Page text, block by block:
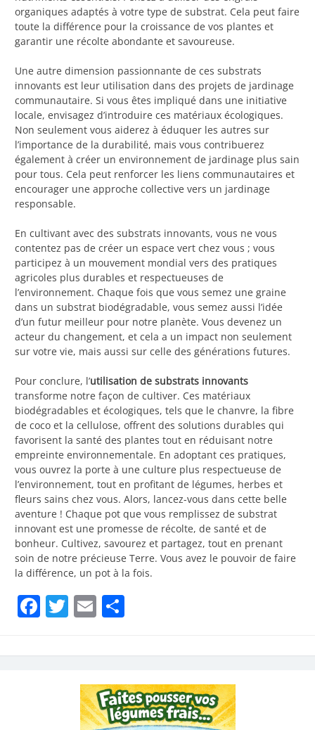
organiques adaptés à votre type de substrat. Cela peut faire
toute la différence pour la croissance de vos plantes et
garantir une récolte abondante et savoureuse.
Une autre dimension passionnante de ces substrats
innovants est leur utilisation dans des projets de jardinage
communautaire. Si vous êtes impliqué dans une initiative
locale, envisagez d’introduire ces matériaux écologiques.
Non seulement vous aiderez à éduquer les autres sur
l’importance de la durabilité, mais vous contribuerez
également à créer un environnement de jardinage plus sain
pour tous. Cela peut renforcer les liens communautaires et
encourager une approche collective vers un jardinage
responsable.
En cultivant avec des substrats innovants, vous ne vous
contentez pas de créer un espace vert chez vous ; vous
participez à un mouvement mondial vers des pratiques
agricoles plus durables et respectueuses de
l’environnement. Chaque fois que vous semez une graine
dans un substrat biodégradable, vous semez aussi l’idée
d’un futur meilleur pour notre planète. Vous devenez un
acteur du changement, et cela a un impact non seulement
sur votre vie, mais aussi sur celle des générations futures.
Pour conclure, l’utilisation de substrats innovants
transforme notre façon de cultiver. Ces matériaux
biodégradables et écologiques, tels que le chanvre, la fibre
de coco et la cellulose, offrent des solutions durables qui
favorisent la santé des plantes tout en réduisant notre
empreinte environnementale. En adoptant ces pratiques,
vous ouvrez la porte à une culture plus respectueuse de
l’environnement, tout en profitant de légumes, herbes et
fleurs sains chez vous. Alors, lancez-vous dans cette belle
aventure ! Chaque pot que vous remplissez de substrat
innovant est une promesse de récolte, de santé et de
bonheur. Cultivez, savourez et partagez, tout en prenant
soin de notre précieuse Terre. Vous avez le pouvoir de faire
la différence, un pot à la fois.
Facebook
Twitter
Email